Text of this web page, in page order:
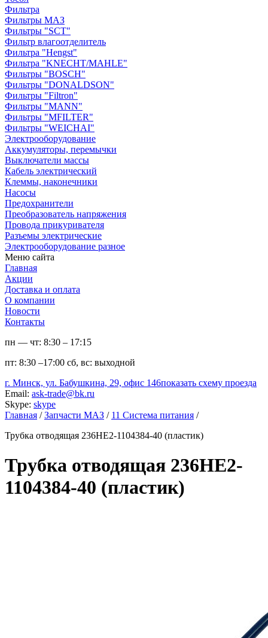
Фильтра
Фильтры МАЗ
Фильтры "SCT"
Фильтр влагоотделитель
Фильтра "Hengst"
Фильтра "KNECHT/MAHLE"
Фильтры "BOSCH"
Фильтры "DONALDSON"
Фильтры "Filtron"
Фильтры "MANN"
Фильтры "MFILTER"
Фильтры "WEICHAI"
Электрооборудование
Аккумуляторы, перемычки
Выключатели массы
Кабель электрический
Клеммы, наконечники
Насосы
Предохранители
Преобразователь напряжения
Провода прикуривателя
Разъемы электрические
Электрооборудование разное
Меню сайта
Главная
Акции
Доставка и оплата
О компании
Новости
Контакты
пн — чт: 8:30 – 17:15
пт: 8:30 –17:00 сб, вс: выходной
г. Минск, ул. Бабушкина, 29, офис 146показать схему проезда
Email: ask-trade@bk.ru
Skype: skype
Главная / Запчасти МАЗ / 11 Система питания /
Трубка отводящая 236НЕ2-1104384-40 (пластик)
Трубка отводящая 236НЕ2-
1104384-40 (пластик)